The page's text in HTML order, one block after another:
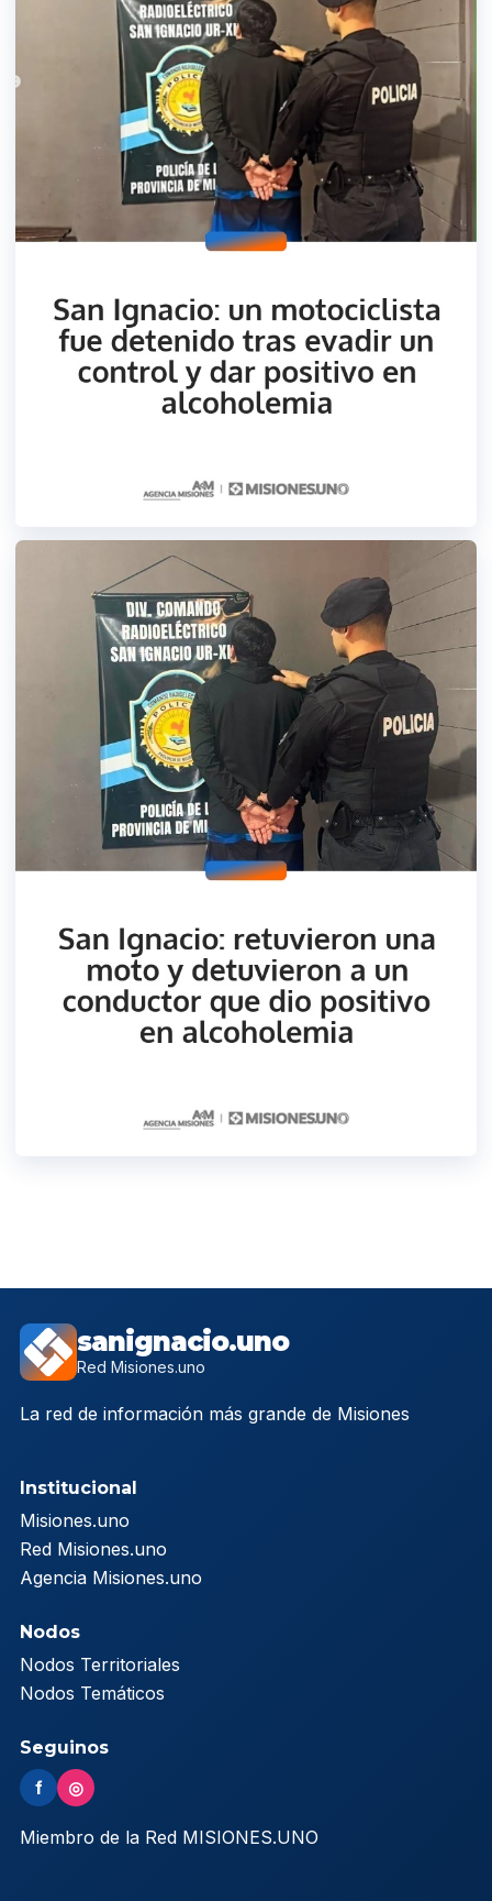
sanignacio.uno
Red Misiones.uno
La red de información más grande de Misiones
Institucional
Misiones.uno
Red Misiones.uno
Agencia Misiones.uno
Nodos
Nodos Territoriales
Nodos Temáticos
Seguinos
f ◎
Miembro de la Red MISIONES.UNO